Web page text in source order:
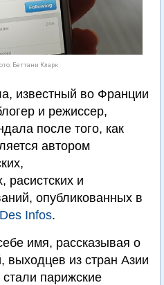
Беттани Кларк
известный во Франции
и режиссер,
после того, как
автором
расистских и
опубликованных в
Des Infos.
имя, рассказывая о
из стран Азии
парижские